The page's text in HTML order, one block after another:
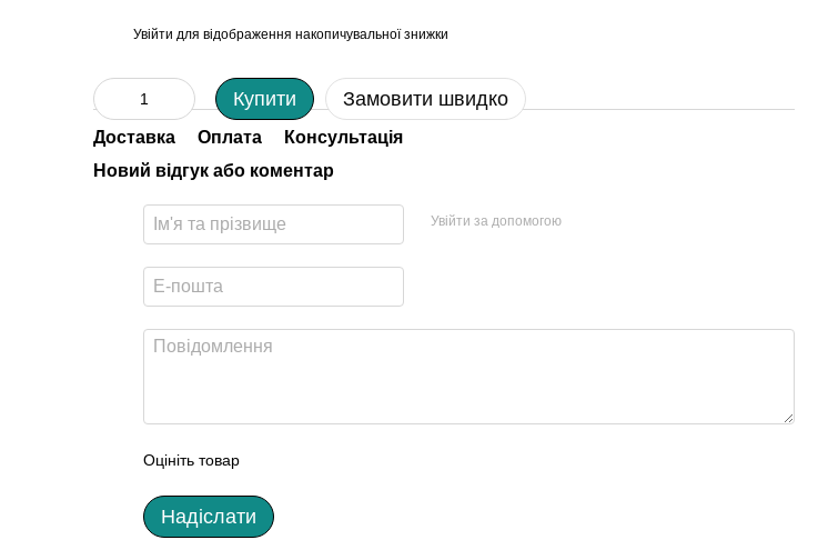
Увійти для відображення накопичувальної знижки
Купити Замовити швидко
Доставка Оплата
Консультація
Новий відгук або коментар
Увійти за допомогою
Оцініть товар
Надіслати